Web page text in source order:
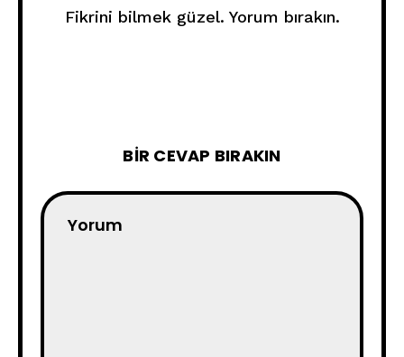
Fikrini bilmek güzel. Yorum bırakın.
BIR CEVAP BIRAKIN